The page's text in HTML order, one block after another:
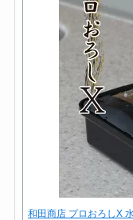
和田商店 プロおろしX